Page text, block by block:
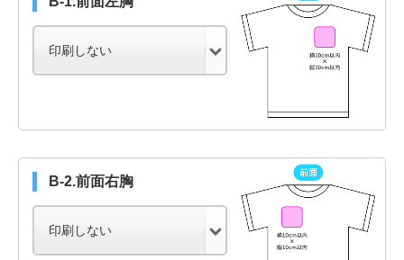
B-2.前面右胸